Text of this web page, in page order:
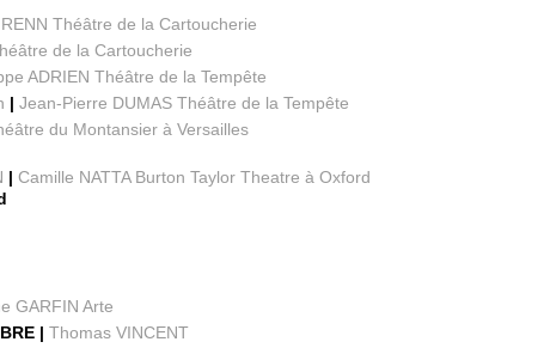
Théâtre de la Cartoucherie
de la Cartoucherie
ADRIEN Théâtre de la Tempête
|Jean-Pierre DUMAS Théâtre de la Tempête
du Montansier à Versailles
|Camille NATTA Burton Taylor Theatre à Oxford
GARFIN Arte
|Thomas VINCENT